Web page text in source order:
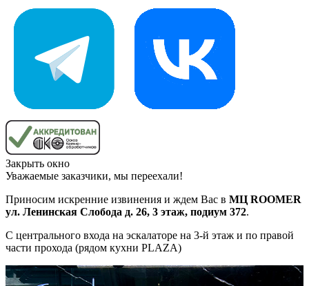
Закрыть окно
Уважаемые заказчики, мы переехали!
Приносим искренние извинения и ждем Вас в МЦ ROOMER
ул. Ленинская Слобода д. 26, 3 этаж, подиум 372.
С центрального входа на эскалаторе на 3-й этаж и по правой
части прохода (рядом кухни PLAZA)